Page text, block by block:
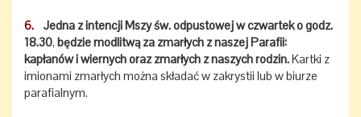
6.
Jedna z intencji Mszy św. odpustowej w czwartek o godz.
18.30, będzie modlitwą za zmarłych z naszej Parafii:
kapłanów i wiernych oraz zmarłych z naszych rodzin.Kartki z
imionami zmarłych można składać w zakrystii lub w biurze
parafialnym.